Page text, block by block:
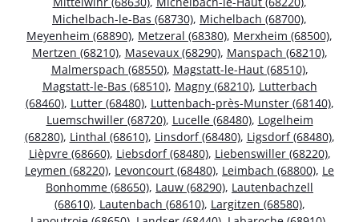
Michelbach-le-Bas (68730), Michelbach (68700),
Meyenheim (68890), Metzeral (68380), Merxheim (68500),
Mertzen (68210), Masevaux (68290), Manspach (68210),
Malmerspach (68550), Magstatt-le-Haut (68510),
Magstatt-le-Bas (68510), Magny (68210), Lutterbach
(68460), Lutter (68480), Luttenbach-près-Munster (68140),
Luemschwiller (68720), Lucelle (68480), Logelheim
(68280), Linthal (68610), Linsdorf (68480), Ligsdorf (68480),
Lièpvre (68660), Liebsdorf (68480), Liebenswiller (68220),
Leymen (68220), Levoncourt (68480), Leimbach (68800), Le
Bonhomme (68650), Lauw (68290), Lautenbachzell
(68610), Lautenbach (68610), Largitzen (68580),